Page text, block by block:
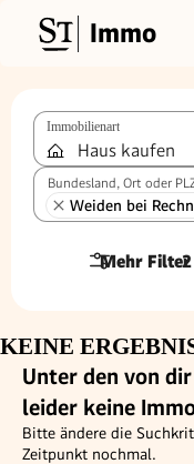
Immo
Immobilienart
Bundesland, Ort oder
Weiden bei
Mehr Filter
2
KEINE
Unter den von
leider keine
Bitte ändere die
Zeitpunkt nochmal.